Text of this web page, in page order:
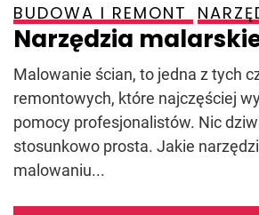
BUDOWA I REMONT
Narzędzia
Malowanie ścian, to jedna z tych
remontowych, które najczęściej
pomocy profesjonalistów. Nic
stosunkowo prosta. Jakie
malowaniu...